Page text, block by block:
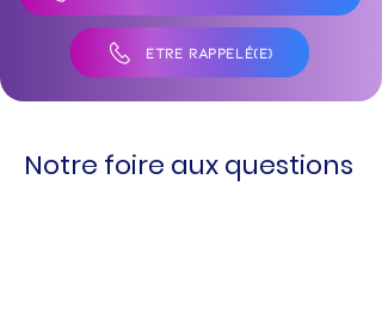
ÊTRE RAPPELÉ(E)
Notre foire aux questions